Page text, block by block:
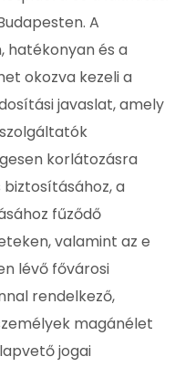
A
hatékonyan és a
okozva kezeli a
javaslat, amely
korlátozásra
a
fűződő
valamint az e
lévő fővárosi
rendelkező,
magánélet
jogai